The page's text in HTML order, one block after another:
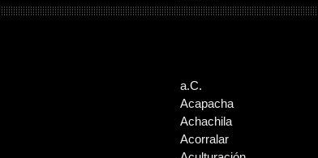
a.C.
Acapacha
Achachila
Acorralar